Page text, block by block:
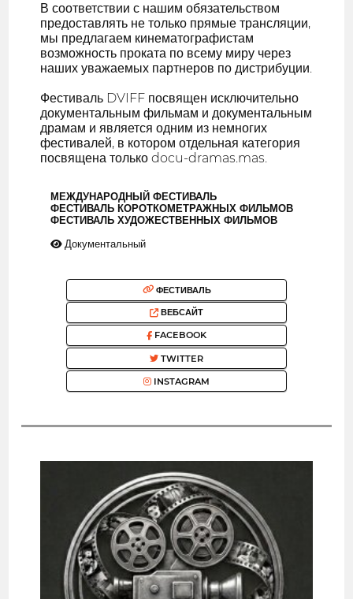
В соответствии с нашим обязательством
предоставлять не только прямые трансляции,
мы предлагаем кинематографистам
возможность проката по всему миру через
наших уважаемых партнеров по дистрибуции.
Фестиваль DVIFF посвящен исключительно
документальным фильмам и документальным
драмам и является одним из немногих
фестивалей, в котором отдельная категория
посвящена только docu-dramas.mas.
МЕЖДУНАРОДНЫЙ ФЕСТИВАЛЬ
ФЕСТИВАЛЬ КОРОТКОМЕТРАЖНЫХ ФИЛЬМОВ
ФЕСТИВАЛЬ ХУДОЖЕСТВЕННЫХ ФИЛЬМОВ
Документальный
ФЕСТИВАЛЬ
ВЕБСАЙТ
FACEBOOK
TWITTER
INSTAGRAM